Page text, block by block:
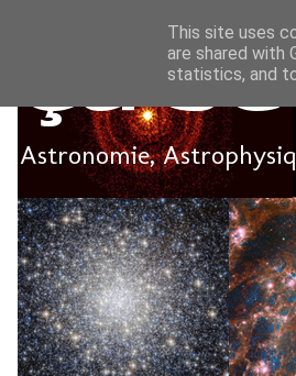
Ça
Astronomie,
This site uses
are shared with
statistics, and